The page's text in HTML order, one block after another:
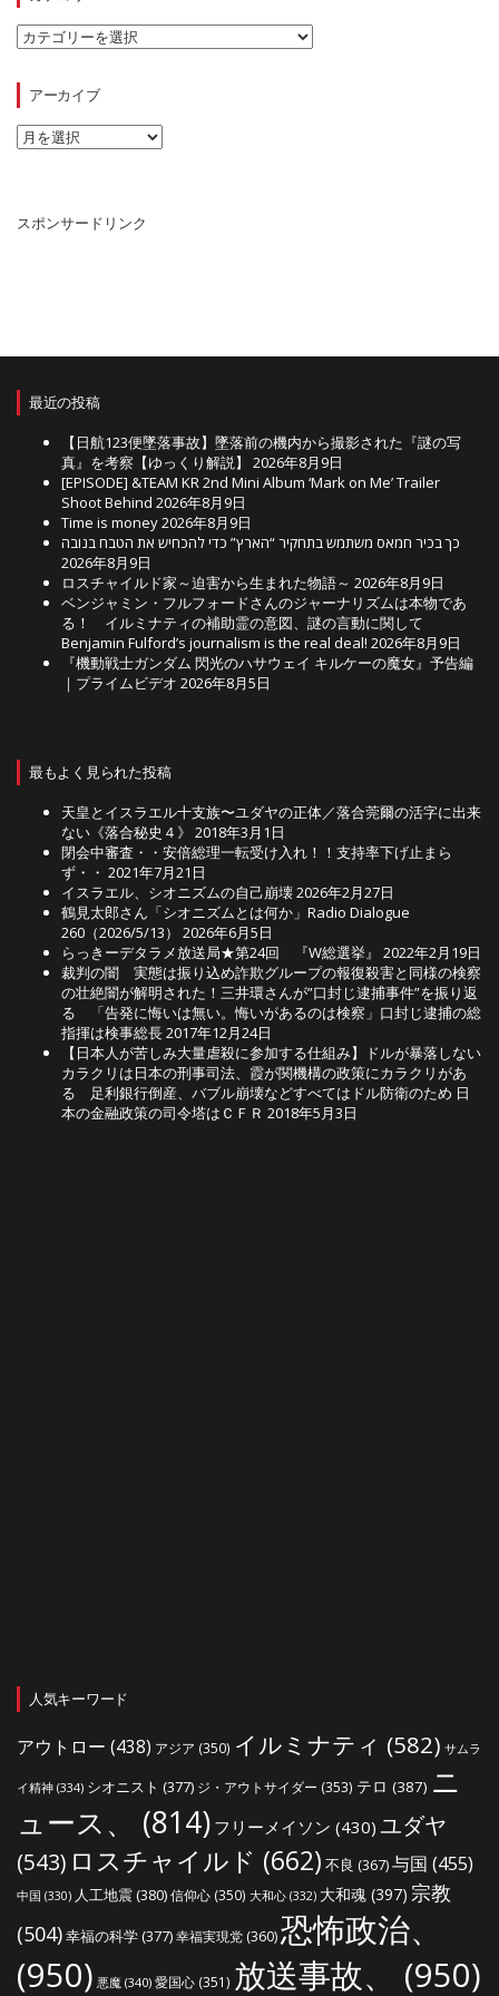
カ
テ
ー
アーカイブ
ア
ー
スポンサードリンク
最近の投稿
【日航123便墜落事故】墜落前の機内から撮影された『謎の写
真』を考察【ゆっくり解説】
2026年8月9日
[EPISODE] &TEAM KR 2nd Mini Album ‘Mark on Me’ Trailer
Shoot Behind 2026年8月9日
Time is money2026年8月9日
כך בכיר חמאס משתמש בתחקיר “הארץ” כדי להכחיש את הטבח בנובה
2026年8月9日
ロスチャイルド家～迫害から生まれた物語～ 2026年8月9日
ベンジャミン・フルフォードさんのジャーナリズムは本物であ
る！ イルミナティの補助霊の意図、謎の言動に関して
Benjamin Fulford’s journalism is the real deal! 2026年8月9日
『機動戦士ガンダム 閃光のハサウェイ キルケーの魔女』予告編
｜プライムビデオ 2026年8月5日
最もよく見られた投稿
天皇とイスラエル十支族〜ユダヤの正体／落合莞爾の活字に出来
ない《落合秘史４》 2018年3月1日
閉会中審査・・安倍総理一転受け入れ！！支持率下げ止まら
ず・・ 2021年7月21日
イスラエル、シオニズムの自己崩壊2026年2月27日
鶴見太郎さん「シオニズムとは何か」Radio Dialogue
260（2026/5/13）
2026年6月5日
らっきーデタラメ放送局★第24回 『W総選挙』
2022年2月19日
裁判の闇 実態は振り込め詐欺グループの報復殺害と同様の検察
の壮絶闇が解明された！三井環さんが”口封じ逮捕事件”を振り返
る 「告発に悔いは無い。悔いがあるのは検察」口封じ逮捕の総
指揮は検事総長2017年12月24日
【日本人が苦しみ大量虐殺に参加する仕組み】ドルが暴落しない
カラクリは日本の刑事司法、霞が関機構の政策にカラクリがあ
る 足利銀行倒産、バブル崩壊などすべてはドル防衛のため 日
本の金融政策の司令塔はＣＦＲ 2018年5月3日
人気キーワード
アウトロー (438) アジア (350) イルミナティ (582) サムラ
イ精神 (334) シオニスト (377) ジ・アウトサイダー (353) テロ (387) ニ
ュース、
(814) フリーメイソン (430) ユダヤ
(543) ロスチャイルド (662) 不良 (367)与国 (455)
中国 (330) 人工地震(380)信仰心 (350) 大和心 (332) 大和魂 (397) 宗教
(504)幸福の科学(377)幸福実現党 (360)恐怖政治、
(950) 悪魔 (340) 愛国心 (351) 放送事故、 (950)